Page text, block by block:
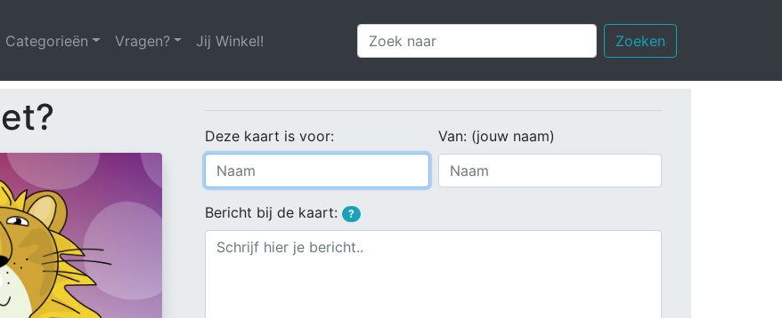
(huidige)
Categorieën Vragen? Jij Winkel! Zoeken
Deze kaart is voor: Van: (jouw naam)
Bericht bij de kaart: ?